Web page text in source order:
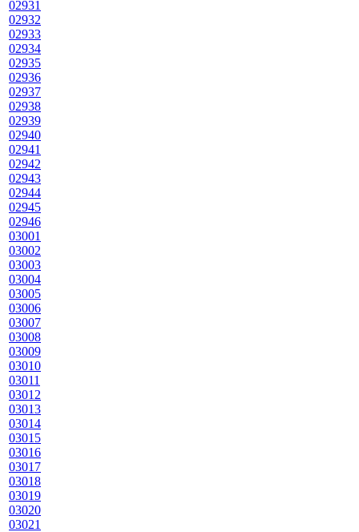
02931
02932
02933
02934
02935
02936
02937
02938
02939
02940
02941
02942
02943
02944
02945
02946
03001
03002
03003
03004
03005
03006
03007
03008
03009
03010
03011
03012
03013
03014
03015
03016
03017
03018
03019
03020
03021